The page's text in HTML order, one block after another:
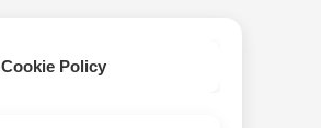
Cookie Policy